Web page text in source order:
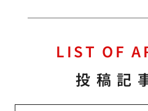
LIST OF
投稿記